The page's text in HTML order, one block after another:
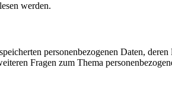
werden.
personenbezogenen Daten,
Fragen zum Thema